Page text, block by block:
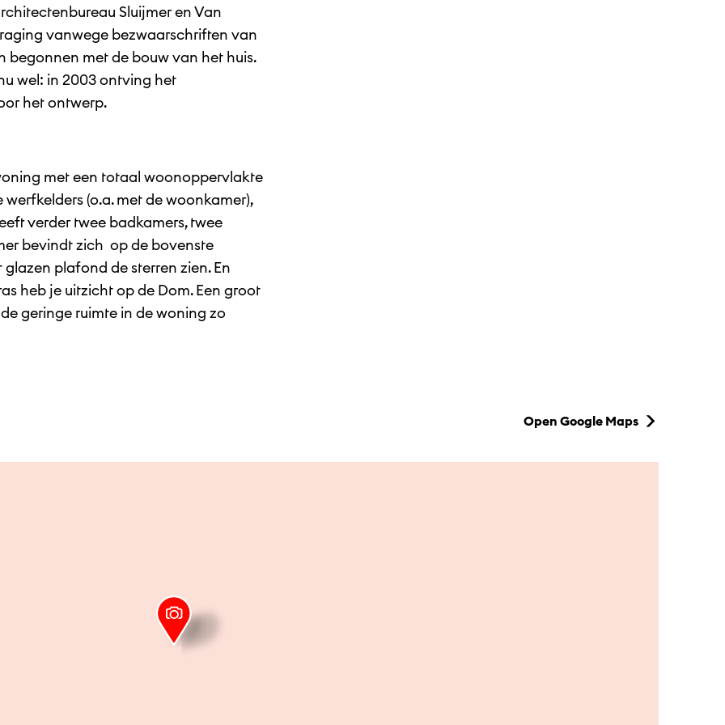
Sluijmer en Van
vanwege bezwaarschriften van
met de bouw van het huis.
wel: in 2003 ontving het
het ontwerp.
met een totaal woonoppervlakte
werfkelders (o.a. met de woonkamer),
verder twee badkamers, twee
bevindt zich op de bovenste
plafond de sterren zien. En
heb je uitzicht op de Dom. Een groot
geringe ruimte in de woning zo
Open Google Maps